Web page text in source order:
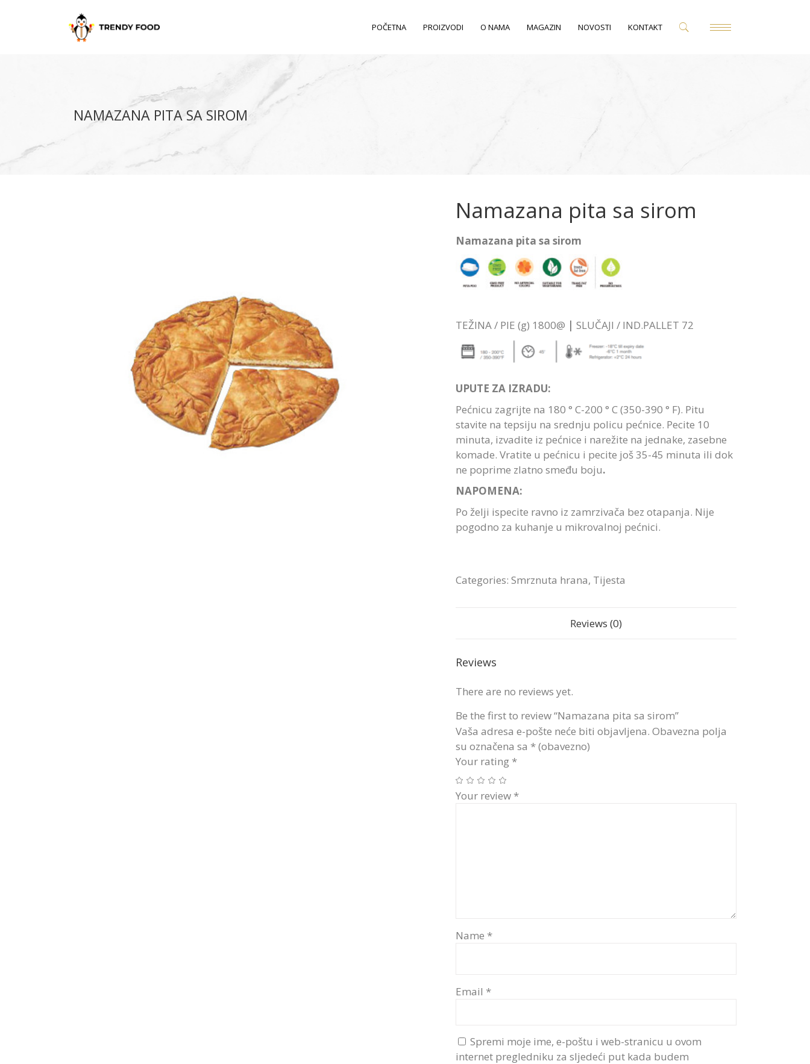
POČETNA PROIZVODI O NAMA MAGAZIN NOVOSTI KONTAKT
NAMAZANA PITA SA SIROM
Namazana pita sa sirom
Namazana pita sa sirom
TEŽINA / PIE (g) 1800@ | SLUČAJI / IND.PALLET 72
UPUTE ZA IZRADU:
Pećnicu zagrijte na 180 ° C-200 ° C (350-390 ° F). Pitu
stavite na tepsiju na srednju policu pećnice. Pecite 10
minuta, izvadite iz pećnice i narežite na jednake, zasebne
komade. Vratite u pećnicu i pecite još 35-45 minuta ili dok
ne poprime zlatno smeđu boju.
NAPOMENA:
Po želji ispecite ravno iz zamrzivača bez otapanja. Nije
pogodno za kuhanje u mikrovalnoj pećnici.
Categories: Smrznuta hrana, Tijesta
Reviews (0)
Reviews
There are no reviews yet.
Be the first to review “Namazana pita sa sirom”
Vaša adresa e-pošte neće biti objavljena. Obavezna polja
su označena sa * (obavezno)
Your rating *
Your review *
Name *
Email *
Spremi moje ime, e-poštu i web-stranicu u ovom
internet pregledniku za sljedeći put kada budem